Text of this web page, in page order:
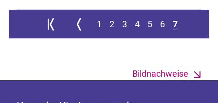
Zur ersten Seite springen
Zur vorherigen Seite
1 2 3 4 5 6 7
Bildnachweise